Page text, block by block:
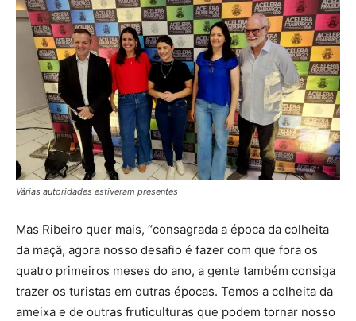
Várias autoridades estiveram presentes
Mas Ribeiro quer mais, “consagrada a época da colheita
da maçã, agora nosso desafio é fazer com que fora os
quatro primeiros meses do ano, a gente também consiga
trazer os turistas em outras épocas. Temos a colheita da
ameixa e de outras fruticulturas que podem tornar nosso